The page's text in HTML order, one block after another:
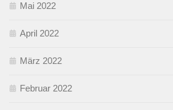
Mai 2022
April 2022
März 2022
Februar 2022